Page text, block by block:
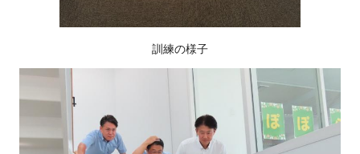
訓練の様子